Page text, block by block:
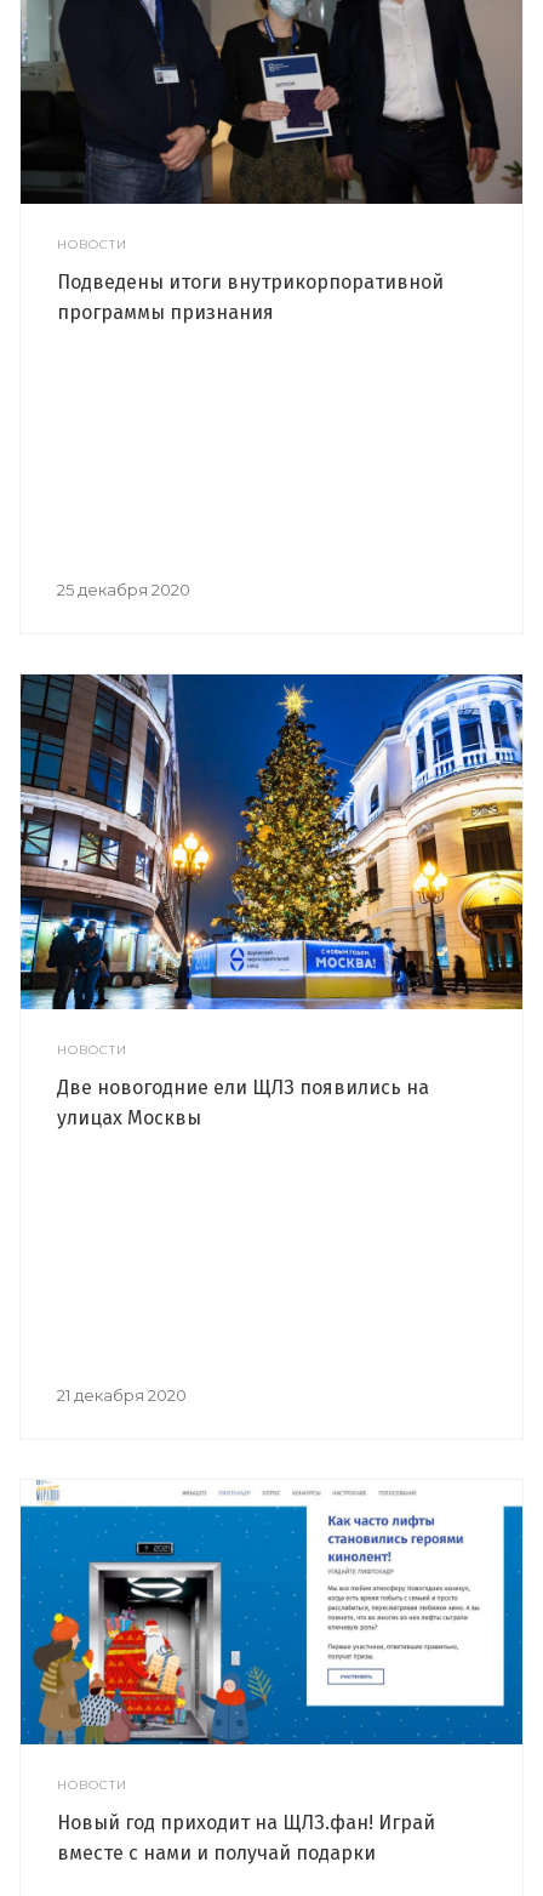
НОВОСТИ
Подведены итоги внутрикорпоративной
программы признания
25 декабря 2020
НОВОСТИ
Две новогодние ели ЩЛЗ появились на
улицах Москвы
21 декабря 2020
НОВОСТИ
Новый год приходит на ЩЛЗ.фан! Играй
вместе с нами и получай подарки